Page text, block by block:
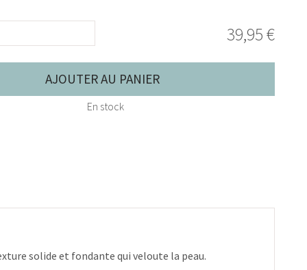
39,95 €
AJOUTER AU PANIER
En stock
solide et fondante qui veloute la peau.